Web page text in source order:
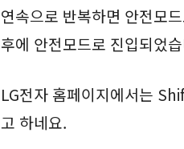
연속으로 반복하면 안전모
후에 안전모드로 진입되었
LG전자 홈페이지에서는
고 하네요.